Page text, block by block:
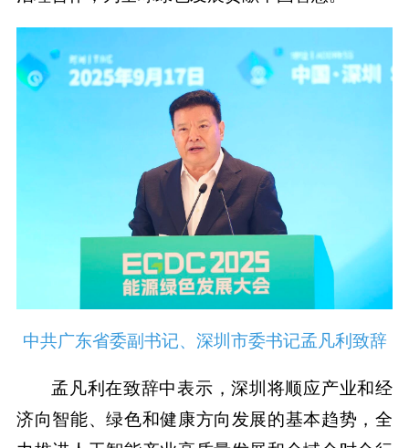
中共广东省委副书记、深圳市委书记孟凡利致辞
孟凡利在致辞中表示，深圳将顺应产业和经
济向智能、绿色和健康方向发展的基本趋势，全